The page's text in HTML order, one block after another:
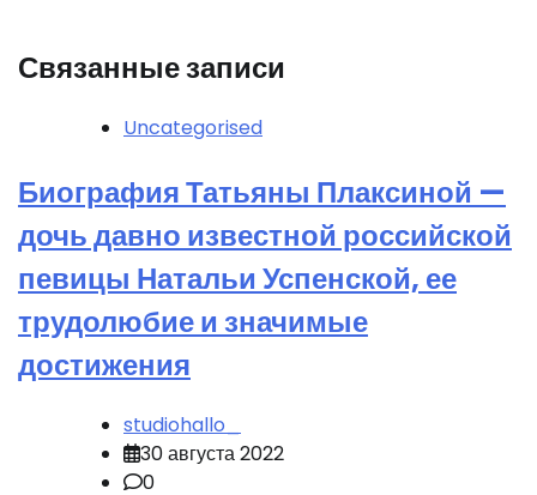
Связанные записи
Uncategorised
Биография Татьяны Плаксиной —
дочь давно известной российской
певицы Натальи Успенской, ее
трудолюбие и значимые
достижения
studiohallo_
30 августа 2022
0